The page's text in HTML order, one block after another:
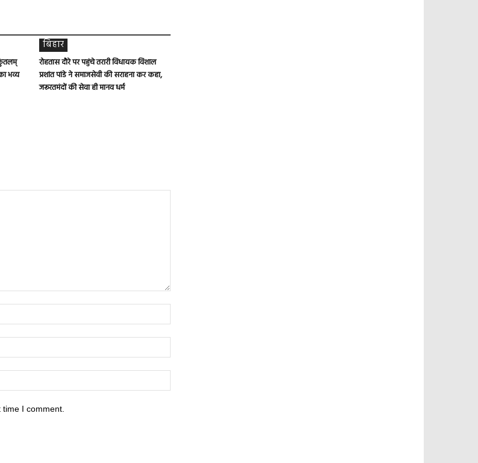
भव्य
बिहार
रोहतास दौरे पर पहुंचे तरारी विधायक विशाल
प्रशांत पांडे ने समाजसेवी की सराहना कर कहा,
जरूरतमंदों की सेवा ही मानव धर्म
I comment.